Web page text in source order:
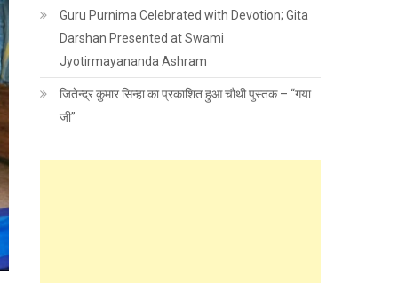
Guru Purnima Celebrated with Devotion; Gita
Darshan Presented at Swami
Jyotirmayananda Ashram
जितेन्द्र कुमार सिन्हा का प्रकाशित हुआ चौथी पुस्तक – “गया
जी”